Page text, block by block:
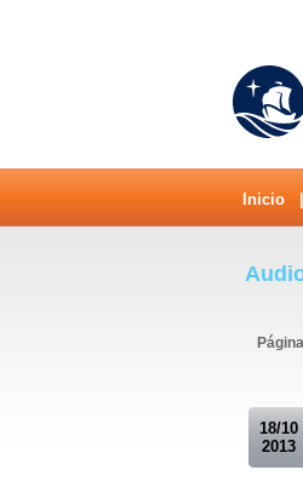
Inicio
18/10
2013